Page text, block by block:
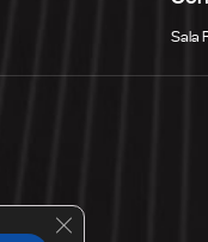
Sala
Close GDPR Cookie